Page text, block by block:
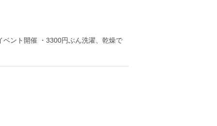
ント開催 ・3300円ぶん洗濯、乾燥で